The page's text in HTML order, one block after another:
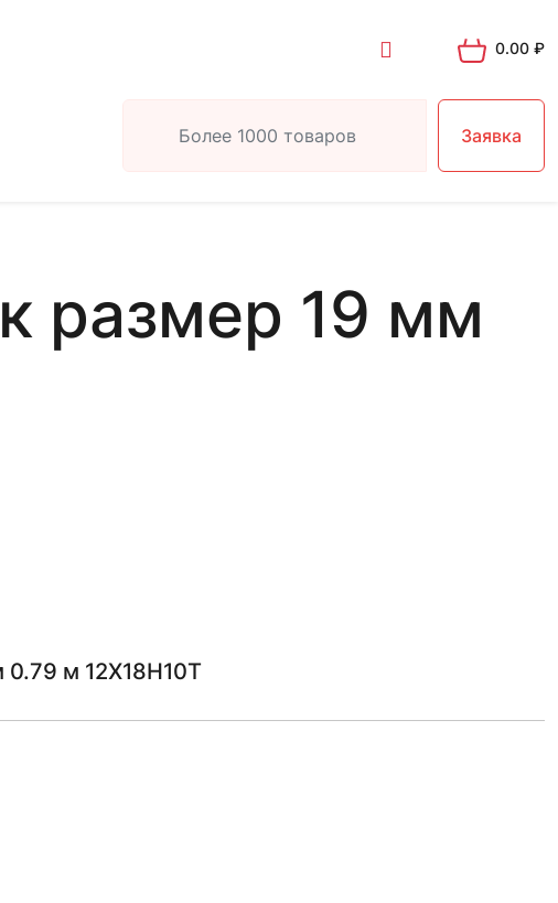
0.00 ₽
Заявка
размер 19 мм
м 12Х18Н10Т